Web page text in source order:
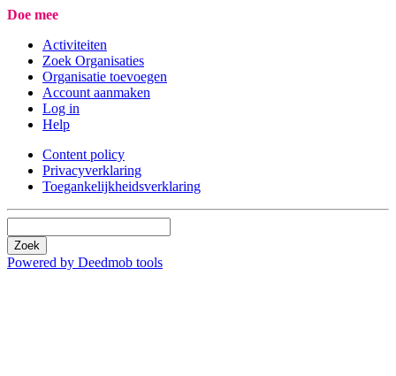
Doe mee
Activiteiten
Zoek Organisaties
Organisatie toevoegen
Account aanmaken
Log in
Help
Content policy
Privacyverklaring
Toegankelijkheidsverklaring
Zoek
Powered by Deedmob tools